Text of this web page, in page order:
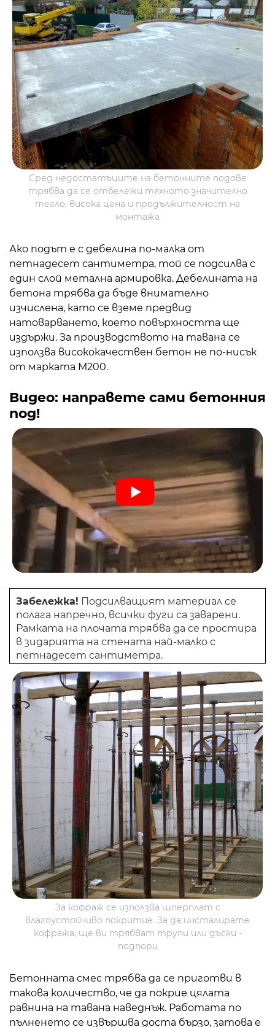
Сред недостатъците на бетонните подове
трябва да се отбележи тяхното значително
тегло, висока цена и продължителност на
монтажа
Ако подът е с дебелина по-малка от
петнадесет сантиметра, той се подсилва с
един слой метална армировка. Дебелината на
бетона трябва да бъде внимателно
изчислена, като се вземе предвид
натоварването, което повърхността ще
издържи. За производството на тавана се
използва висококачествен бетон не по-нисък
от марката M200.
Видео: направете сами бетонния
под!
Забележка! Подсилващият материал се
полага напречно, всички фуги са заварени.
Рамката на плочата трябва да се простира
в зидарията на стената най-малко с
петнадесет сантиметра.
За кофраж се използва шперплат с
влагоустойчиво покритие. За да инсталирате
кофража, ще ви трябват трупи или дъски -
подпори
Бетонната смес трябва да се приготви в
такова количество, че да покрие цялата
равнина на тавана наведнъж. Работата по
пълненето се извършва доста бързо, затова е